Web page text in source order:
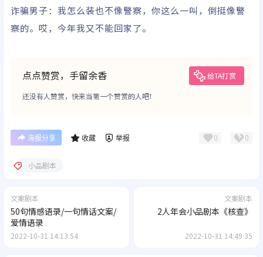
诈骗男子：我怎么装也不像警察，你这么一叫，倒挺像警
察的。哎，今年我又不能回家了。
点点赞赏，手留余香 给TA打赏
还没有人赞赏，快来当第一个赞赏的人吧！
海报分享 收藏 举报 0 0
小品剧本
文案剧本
50句情感语录/一句情话文案/
爱情语录
2022-10-31 14:13:54
文案剧本
2人年会小品剧本《核查》
2022-10-31 14:49:35